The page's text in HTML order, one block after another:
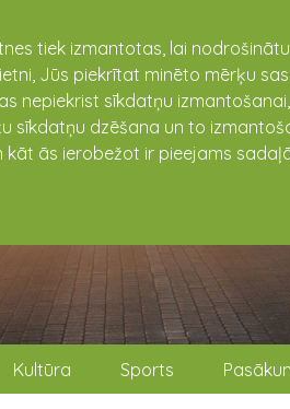
tiek izmantotas, lai
Jūs piekrītat minēto mērķu
nepiekrist sīkdatņu
sīkdatņu dzēšana un to
ās ierobežot ir pieejams
Kultūra Sports